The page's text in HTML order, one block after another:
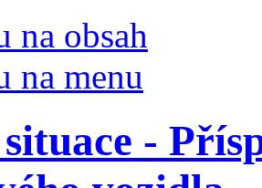
na obsah
na menu
-